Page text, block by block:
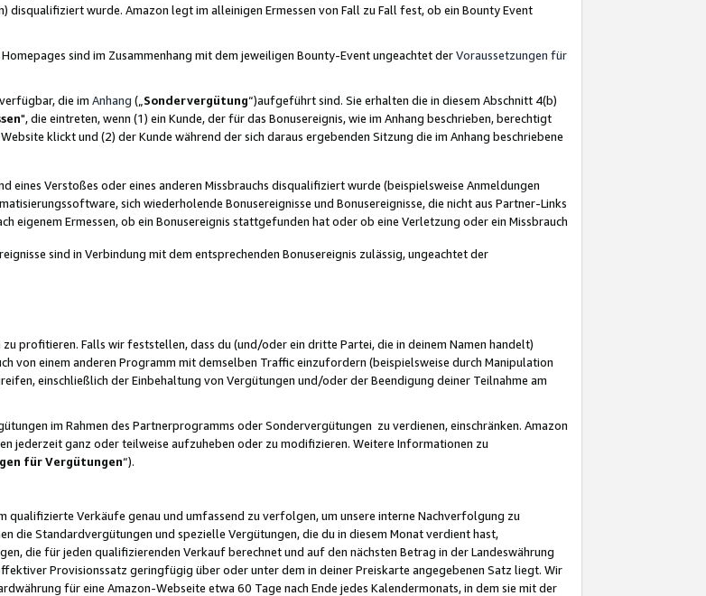
disqualifiziert wurde. Amazon legt im alleinigen Ermessen von Fall zu Fall fest, ob ein Bounty Event
sind im Zusammenhang mit dem jeweiligen Bounty-Event ungeachtet derVoraussetzungen für
die im Anhang („ Sondervergütung“)aufgeführt sind. Sie erhalten die in diesem Abschnitt 4(b)
", die eintreten, wenn (1) ein Kunde, der für das Bonusereignis, wie im Anhang beschrieben, berechtigt
klickt und (2) der Kunde während der sich daraus ergebenden Sitzung die im Anhang beschriebene
eines Verstoßes oder eines anderen Missbrauchs disqualifiziert wurde (beispielsweise Anmeldungen
sich wiederholende Bonusereignisse und Bonusereignisse, die nicht aus Partner-Links
eigenem Ermessen, ob ein Bonusereignis stattgefunden hat oder ob eine Verletzung oder ein Missbrauch
sind in Verbindung mit dem entsprechenden Bonusereignis zulässig, ungeachtet der
profitieren. Falls wir feststellen, dass du (und/oder ein dritte Partei, die in deinem Namen handelt)
von einem anderen Programm mit demselben Traffic einzufordern (beispielsweise durch Manipulation
einschließlich der Einbehaltung von Vergütungen und/oder der Beendigung deiner Teilnahme am
im Rahmen des Partnerprogramms oder Sondervergütungen zu verdienen, einschränken. Amazon
jederzeit ganz oder teilweise aufzuheben oder zu modifizieren. Weitere Informationen zu
für Vergütungen“).
Verkäufe genau und umfassend zu verfolgen, um unsere interne Nachverfolgung zu
die Standardvergütungen und spezielle Vergütungen, die du in diesem Monat verdient hast,
die für jeden qualifizierenden Verkauf berechnet und auf den nächsten Betrag in der Landeswährung
Provisionssatz geringfügig über oder unter dem in deiner Preiskarte angegebenen Satz liegt. Wir
für eine Amazon-Webseite etwa 60 Tage nach Ende jedes Kalendermonats, in dem sie mit der